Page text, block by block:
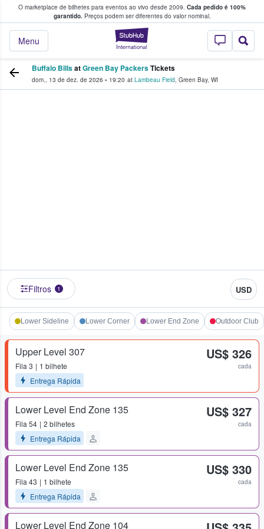
O marketplace de bilhetes para eventos ao vivo desde 2009. Cada pedido é 100%
garantido.Preços podem ser diferentes do valor nominal.
StubHub – onde
Menu
fãs compram e vendem bilhetes
Buffalo BillsatGreen Bay PackersTickets
dom., 13 de dez. de 2026 • 19:20 at Lambeau Field, Green Bay, WI
Filtros 1 USD
Lower Sideline Lower Corner Lower End Zone Outdoor Club
Upper Level 307
Fila 3
1 bilhete
Entrega Rápida
US$ 326
cada
Lower Level End Zone 135
Fila 54
2 bilhetes
Entrega Rápida
US$ 327
cada
Lower Level End Zone 135
Fila 43
1 bilhete
Entrega Rápida
US$ 330
cada
Lower Level End Zone 104